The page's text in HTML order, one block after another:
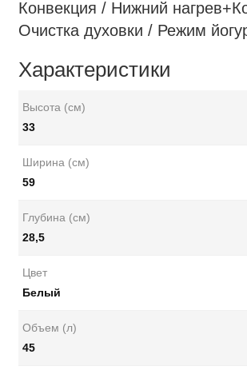
Конвекция / Нижний
Очистка духовки / Режим
Характеристики
Высота (см)
33
Ширина (см)
59
Глубина (см)
28,5
Цвет
Белый
Объем (л)
45